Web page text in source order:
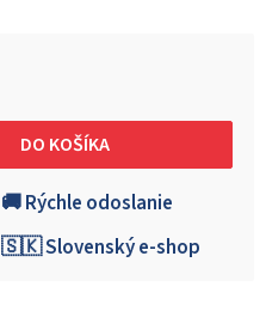
DO KOŠÍKA
🚚 Rýchle odoslanie
🇸🇰 Slovenský e-shop